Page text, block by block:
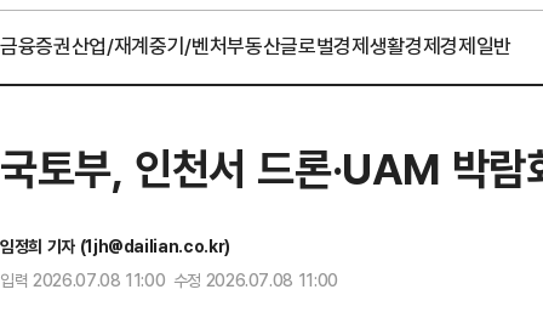
금융증권산업/재계중기/벤처부동산글로벌경제생활경제경제일반
국토부, 인천서 드론·UAM 박
임정희 기자 (1jh@dailian.co.kr)
입력 2026.07.08 11:00 수정 2026.07.08 11:00